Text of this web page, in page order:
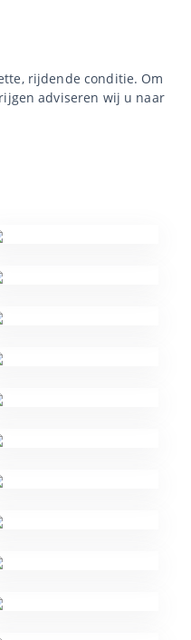
rijdende conditie. Om
adviseren wij u naar